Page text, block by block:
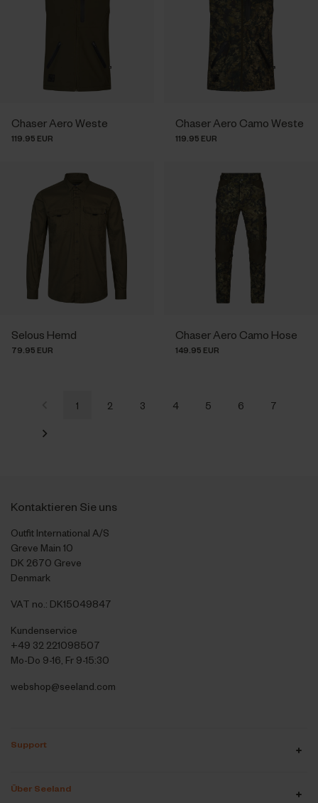
Chaser Aero Weste
119.95 EUR
Chaser Aero Camo Weste
119.95 EUR
Selous Hemd
79.95 EUR
Chaser Aero Camo Hose
149.95 EUR
1 2 3 4 5 6 7
Kontaktieren Sie uns
Outfit International A/S
Greve Main 10
DK 2670 Greve
Denmark
VAT no.: DK15049847
Kundenservice
+49 32 221098507
Mo-Do 9-16, Fr 9-15:30
webshop@seeland.com
Support
Über Seeland